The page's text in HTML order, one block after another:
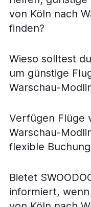
Flüge von Dortmund
Flüge von Leipzig
Flüge von Bremen
Flüge von Karlsruhe
Flüge von Leipzig
Flüge von
Flüge von Münster
Flüge von Karlsruhe
Flüge von Hannover
von Köln nach
finden?
Wieso solltest
um günstige
Warschau-
Verfügen Flüge
Warschau-
flexible
Bietet
informiert,